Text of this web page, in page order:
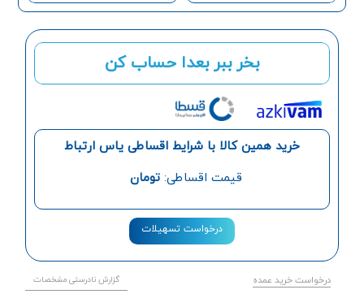
بخر ببر بعدا حساب کن
خرید همین کالا با شرایط اقساطی یاس ارتباط
قیمت اقساطی: تومان
درخواست تسهیلات
درخواست خرید عمده گزارش نادرستی مشخصات